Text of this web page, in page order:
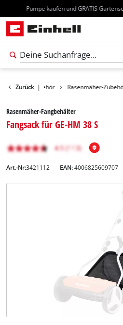
Kostenloser
Zurück |
Zubehör Rasenmäher-
Rasenmäher-Fangbehälter
Fangsack für GE-HM 38 S
Art.-Nr:3421112 EAN:4006825609707